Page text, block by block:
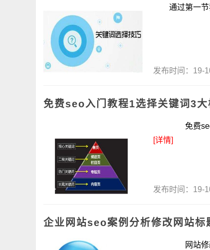
通过第一节我
发布时间：
免费seo入门教程1选择关键词3大
免费seo入门
[详情]
发布时间：
企业网站seo案例分析修改网站
网站修改标